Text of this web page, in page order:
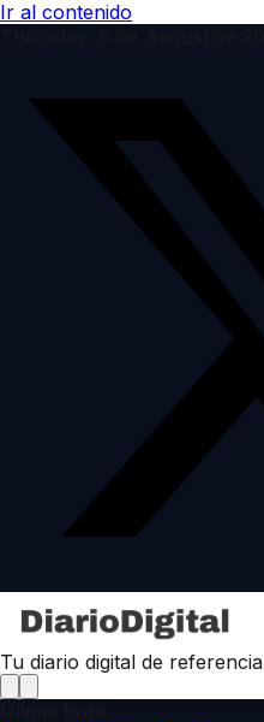
Ir al contenido
Tu diario digital de referencia